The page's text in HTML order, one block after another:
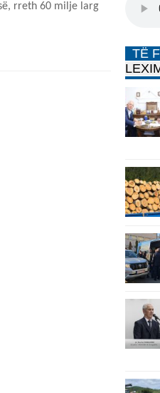
rreth 60 milje larg
TË